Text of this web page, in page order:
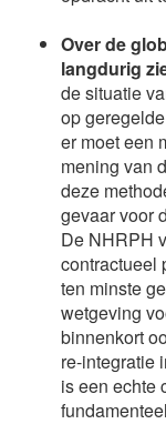
Over de
langdurig
de situatie
op
er moet een
mening van
deze
gevaar voor
De NHRPH
contractueel
ten minste
wetgeving
binnenkort
re-integratie
is een echte